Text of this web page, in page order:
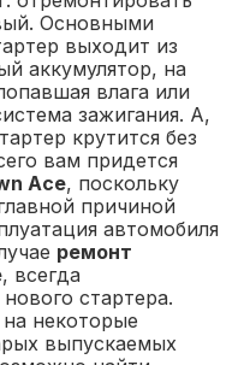
Основными
выходит из
аккумулятор, на
влага или
зажигания. А,
крутится без
вам придется
Ace, поскольку
причиной
автомобиля
ремонт
, всегда
стартера.
некоторые
выпускаемых